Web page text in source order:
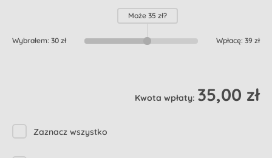
Wybrałem: 30 zł
Może 35 zł?
Wpłacę: 39 zł
Kwota wpłaty: 35,00 zł
Zaznacz wszystko